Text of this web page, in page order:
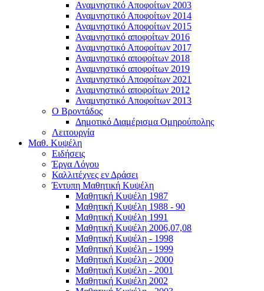
Αναμνηστικό Αποφοίτων 2003
Αναμνηστικό Αποφοίτων 2014
Αναμνηστικό Αποφοίτων 2015
Αναμνηστικό αποφοίτων 2016
Αναμνηστικό Αποφοίτων 2017
Αναμνηστικό αποφοίτων 2018
Αναμνηστικό αποφοίτων 2019
Αναμνηστικό Αποφοίτων 2021
Αναμνηστικό αποφοίτων 2012
Αναμνηστικό Αποφοίτων 2013
Ο Βροντάδος
Δημοτικό Διαμέρισμα Ομηρούπολης
Λειτουργία
Μαθ. Κυψέλη
Ειδήσεις
Έργα Λόγου
Καλλιτέχνες εν Δράσει
Έντυπη Μαθητική Κυψέλη
Μαθητική Κυψέλη 1987
Μαθητική Κυψέλη 1988 - 90
Μαθητική Κυψέλη 1991
Μαθητική Κυψέλη 2006,07,08
Μαθητική Κυψέλη - 1998
Μαθητική Κυψέλη - 1999
Μαθητική Κυψέλη - 2000
Μαθητική Κυψέλη - 2001
Μαθητική Κυψέλη 2002